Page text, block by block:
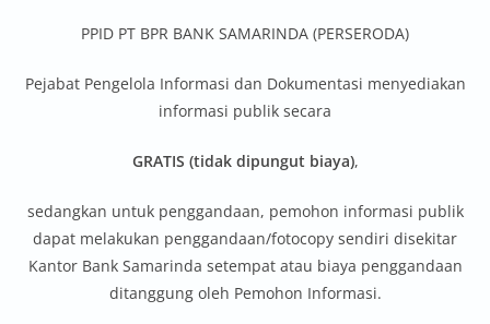
PPID PT BPR BANK SAMARINDA (PERSERODA)
Pejabat Pengelola Informasi dan Dokumentasi menyediakan
informasi publik secara
GRATIS (tidak dipungut biaya),
sedangkan untuk penggandaan, pemohon informasi publik
dapat melakukan penggandaan/fotocopy sendiri disekitar
Kantor Bank Samarinda setempat atau biaya penggandaan
ditanggung oleh Pemohon Informasi.